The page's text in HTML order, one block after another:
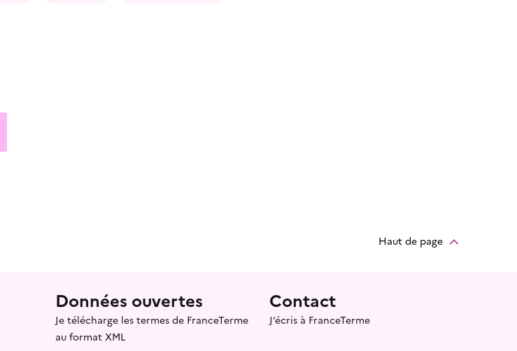
Haut de page
Données ouvertes
Je télécharge les termes de FranceTerme
au format XML
Contact
J’écris à FranceTerme